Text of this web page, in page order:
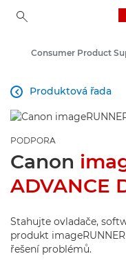
Consumer Product
Produktová řada

PODPORA
Canon
ADVANCE
Stahujte ovladače,
produkt
řešení problémů.